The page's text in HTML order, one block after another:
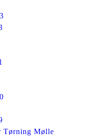
Tørning Mølle